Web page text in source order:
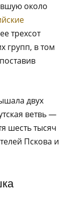
около
трехсот
групп, в том
двух
ветвь —
шесть тысяч
Пскова и